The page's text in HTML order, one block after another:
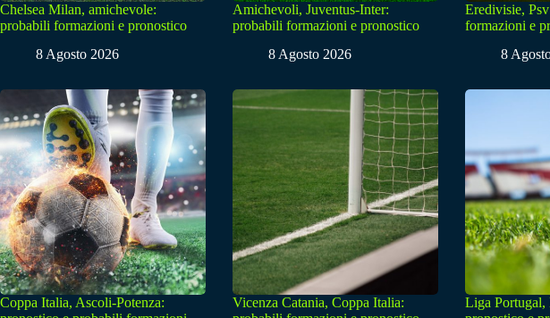
Chelsea Milan, amichevole:
probabili formazioni e pronostico
8 Agosto 2026
Amichevoli, Juventus-Inter:
probabili formazioni e pronostico
8 Agosto 2026
Eredivisie,
formazioni e
8
Coppa Italia, Ascoli-Potenza:
Vicenza Catania, Coppa Italia:
Liga Portugal,